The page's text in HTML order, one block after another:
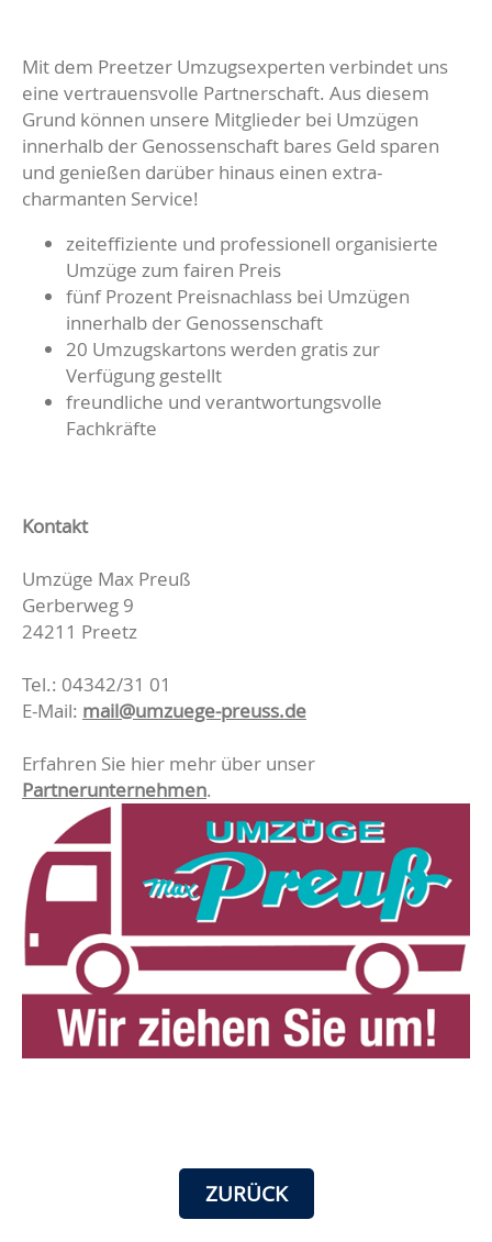
Mit dem Preetzer Umzugsexperten verbindet uns
eine vertrauensvolle Partnerschaft. Aus diesem
Grund können unsere Mitglieder bei Umzügen
innerhalb der Genossenschaft bares Geld sparen
und genießen darüber hinaus einen extra-
charmanten Service!
zeiteffiziente und professionell organisierte
Umzüge zum fairen Preis
fünf Prozent Preisnachlass bei Umzügen
innerhalb der Genossenschaft
20 Umzugskartons werden gratis zur
Verfügung gestellt
freundliche und verantwortungsvolle
Fachkräfte
Kontakt
Umzüge Max Preuß
Gerberweg 9
24211 Preetz
Tel.: 04342/31 01
E-Mail: mail@umzuege-preuss.de
Erfahren Sie hier mehr über unser
Partnerunternehmen.
ZURÜCK